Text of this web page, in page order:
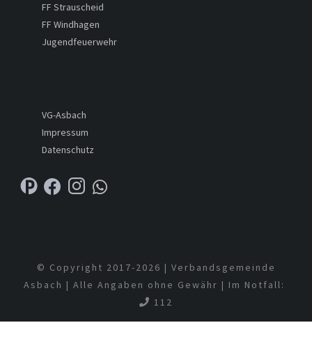
FF Strauscheid
FF Windhagen
Jugendfeuerwehr
VG-Asbach
Impressum
Datenschutz
© Copyright 2017-2026 | Verbandsgemeinde
Asbach | Alle Angaben ohne Gewähr | Im Notfall:
112